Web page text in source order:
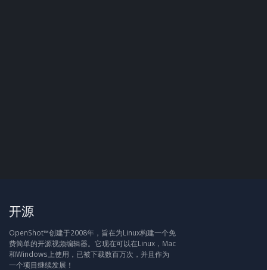
开源
OpenShot™创建于2008年，旨在为Linux构建一个免
费简单的开源视频编辑器。它现在可以在Linux，Mac
和Windows上使用，已被下载数百万次，并且作为
一个项目继续发展！